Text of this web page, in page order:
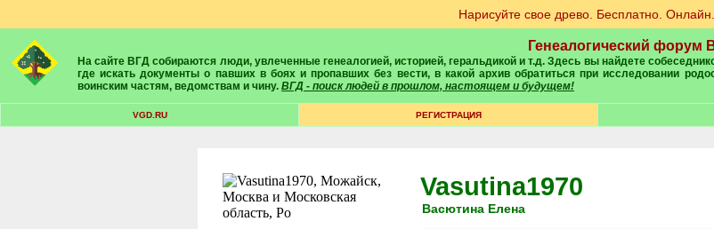
Нарисуйте свое древо. Бесплатно. Онлайн.
Генеалогический форум
На сайте ВГД собираются люди, увлеченные генеалогией, историей, геральдикой и т.д. Здесь вы найдете собеседников, экспертов, умелых помощников в поисках предков и родственников. Вам подскажут
где искать документы о павших в боях и пропавших без вести, в какой архив обратиться при исследовании
воинским частям, ведомствам и чину. ВГД - поиск людей в прошлом, настоящем и будущем!
VGD.RU РЕГИСТРАЦИЯ
Vasutina1970
Васютина Елена